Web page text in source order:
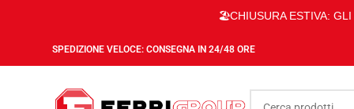
🏖️CHIUSURA ESTIVA: GLI
SPEDIZIONE VELOCE: CONSEGNA IN 24/48 ORE